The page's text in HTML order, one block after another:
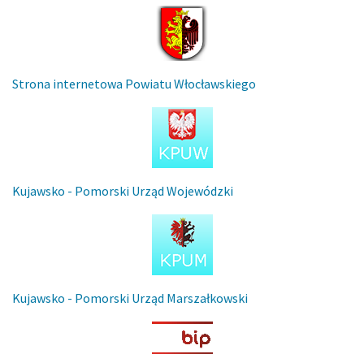
Strona internetowa Powiatu Włocławskiego
Kujawsko - Pomorski Urząd Wojewódzki
Kujawsko - Pomorski Urząd Marszałkowski